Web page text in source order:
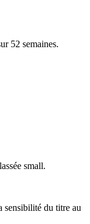
52 semaines.
small.
sensibilité du titre au